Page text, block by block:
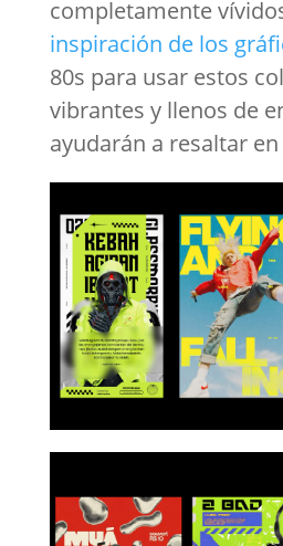
completamente
inspiración de los
80s para usar estos
vibrantes y llenos de
ayudarán a resaltar